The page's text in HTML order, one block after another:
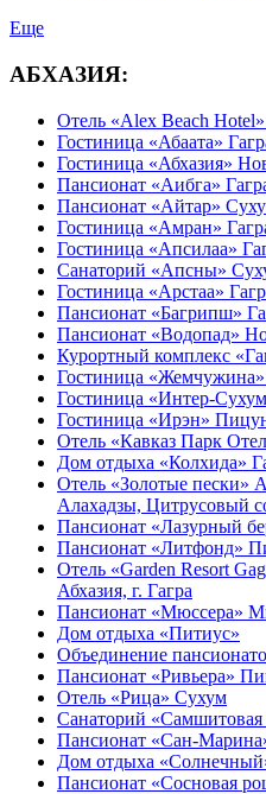
Еще
АБХАЗИЯ:
Отель «Alex Beach
Гостиница «Абаата»
Гостиница «Абхазия»
Пансионат «Аибга»
Пансионат «Айтар»
Гостиница «Амран»
Гостиница «Апсилаа»
Санаторий «Апсны»
Гостиница «Арстаа»
Пансионат «Багрипш»
Пансионат «Водопад»
Курортный комплекс
Гостиница «Жемчужина»
Гостиница «Интер-
Гостиница «Ирэн»
Отель «Кавказ Парк
Дом отдыха «Колхида»
Отель «Золотые пески»
Алахадзы, Цитрусовый
Пансионат «Лазурный
Пансионат «Литфонд»
Отель «Garden Resort
Абхазия, г. Гагра
Пансионат «Мюссера»
Дом отдыха «Питиус»
Объединение
Пансионат «Ривьера»
Отель «Рица» Сухум
Санаторий
Пансионат «Сан-
Дом отдыха
Пансионат «Сосновая